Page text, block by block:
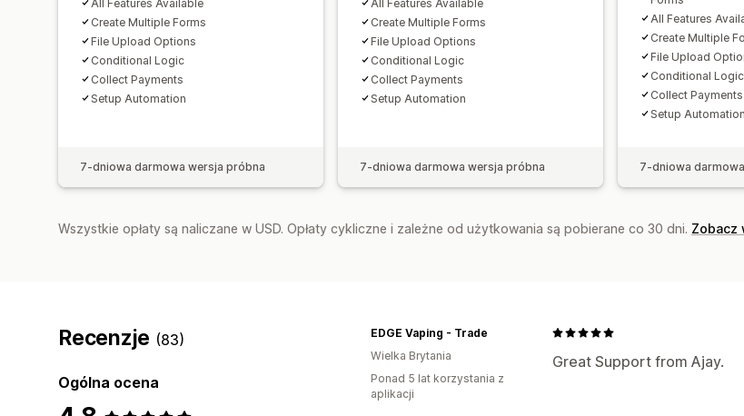
All Features Available
Create Multiple Forms
File Upload Options
Conditional Logic
Collect Payments
Setup Automation
7-dniowa darmowa wersja próbna
All Features Available
Create Multiple Forms
File Upload Options
Conditional Logic
Collect Payments
Setup Automation
7-dniowa darmowa wersja próbna
All Features
Create Multiple
File Upload
Conditional Logic
Collect Payments
Setup Automation
7-dniowa
Wszystkie opłaty są naliczane w USD. Opłaty cykliczne i zależne od użytkowania są pobierane co 30 dni. Zobacz
Recenzje (83)
Ogólna ocena
Great Support from Ajay.
EDGE Vaping - Trade
Wielka Brytania
Ponad 5 lat korzystania z
aplikacji